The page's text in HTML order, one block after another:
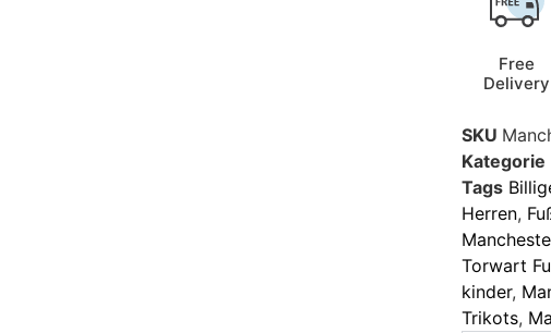
Free
Delivery
SKU
Kategorie
Tags
Herren,
Torwart
kinder,
Trikots,